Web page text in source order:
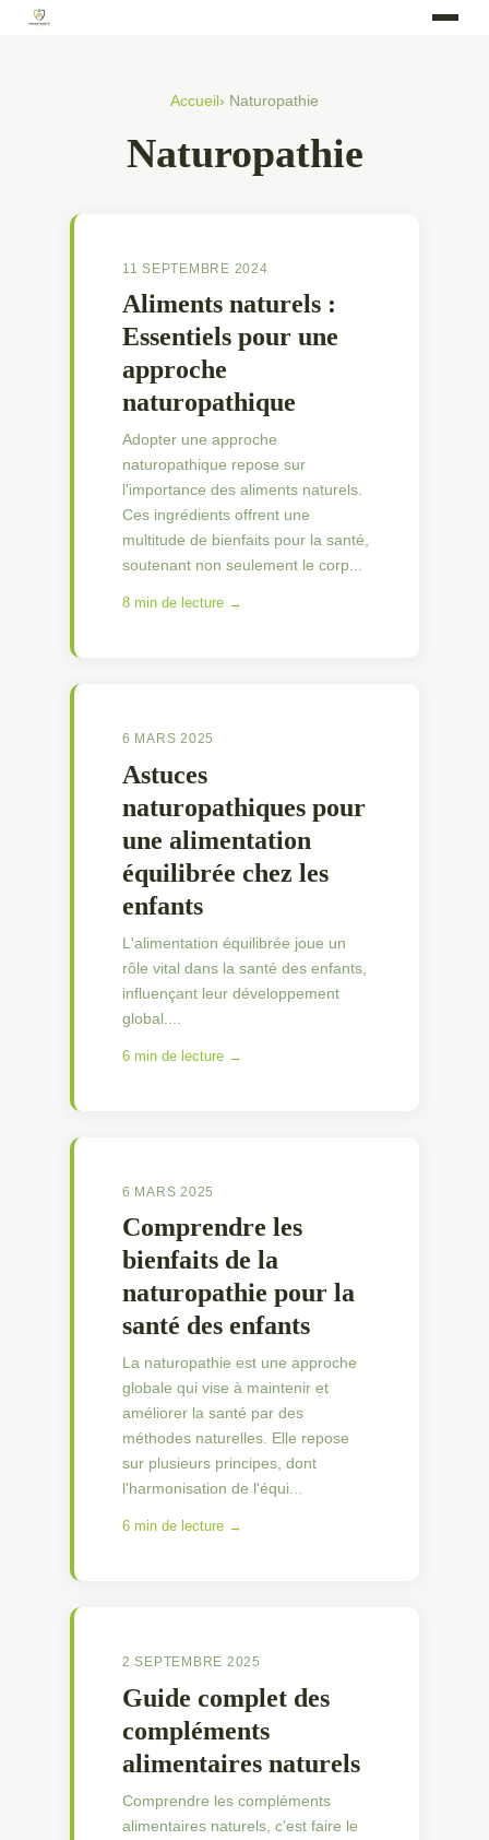
Accueil › Naturopathie
Naturopathie
11 SEPTEMBRE 2024
Aliments naturels :
Essentiels pour une
approche
naturopathique
Adopter une approche
naturopathique repose sur
l'importance des aliments naturels.
Ces ingrédients offrent une
multitude de bienfaits pour la santé,
soutenant non seulement le corp...
8 min de lecture →
6 MARS 2025
Astuces
naturopathiques pour
une alimentation
équilibrée chez les
enfants
L'alimentation équilibrée joue un
rôle vital dans la santé des enfants,
influençant leur développement
global....
6 min de lecture →
6 MARS 2025
Comprendre les
bienfaits de la
naturopathie pour la
santé des enfants
La naturopathie est une approche
globale qui vise à maintenir et
améliorer la santé par des
méthodes naturelles. Elle repose
sur plusieurs principes, dont
l'harmonisation de l'équi...
6 min de lecture →
2 SEPTEMBRE 2025
Guide complet des
compléments
alimentaires naturels
Comprendre les compléments
alimentaires naturels, c'est faire le